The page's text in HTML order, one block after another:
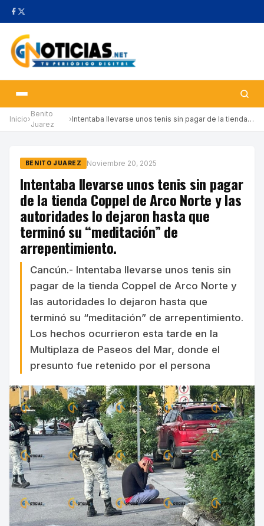
Inicio›
Benito
Juarez
› Intentaba llevarse unos tenis sin pagar de la tienda Coppel de A…
BENITO JUAREZ Noviembre 20, 2025
Intentaba llevarse unos tenis sin pagar
de la tienda Coppel de Arco Norte y las
autoridades lo dejaron hasta que
terminó su “meditación” de
arrepentimiento.
Cancún.- Intentaba llevarse unos tenis sin
pagar de la tienda Coppel de Arco Norte y
las autoridades lo dejaron hasta que
terminó su “meditación” de arrepentimiento.
Los hechos ocurrieron esta tarde en la
Multiplaza de Paseos del Mar, donde el
presunto fue retenido por el persona